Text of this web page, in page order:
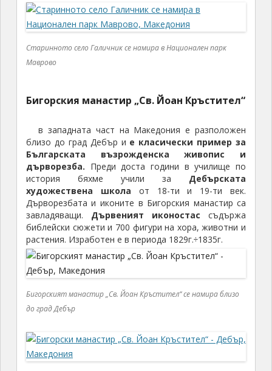
Старинното село Галичник се намира в Национален парк
Маврово
Бигорския манастир „Св. Йоан Кръстител“
в западната част на Македония е разположен
близо до град Дебър и е класически пример за
Българската възрожденска живопис и
дърворезба. Преди доста години в училище по
история бяхме учили за Дебърската
художествена школа от 18-ти и 19-ти век.
Дърворезбата и иконите в Бигорския манастир са
завладяващи. Дървеният иконостассъдържа
библейски сюжети и 700 фигури на хора, животни и
растения. Изработен е в периода 1829г.÷1835г.
Бигорският манастир „Св. Йоан Кръстител“ се намира близо
до град Дебър